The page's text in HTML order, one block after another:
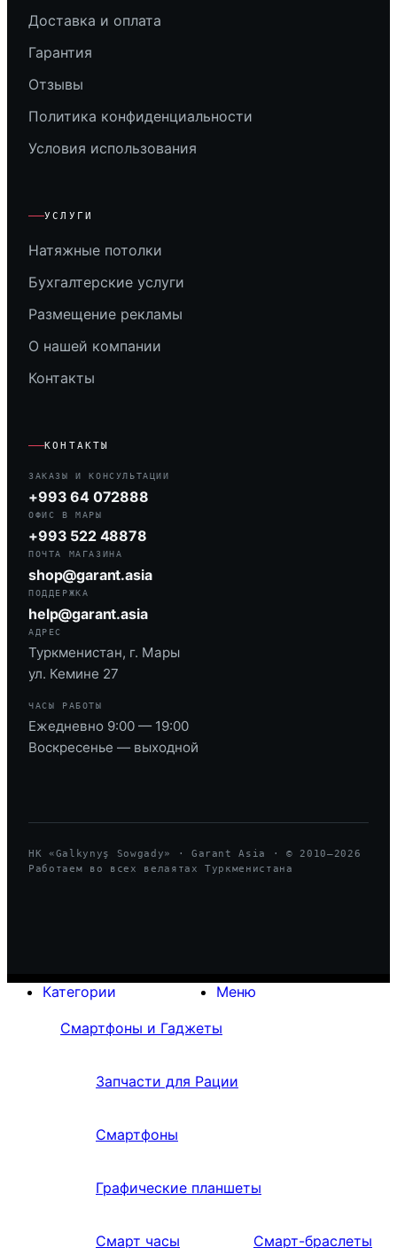
Доставка и оплата
Гарантия
Отзывы
Политика конфиденциальности
Условия использования
УСЛУГИ
Натяжные потолки
Бухгалтерские услуги
Размещение рекламы
О нашей компании
Контакты
КОНТАКТЫ
ЗАКАЗЫ И КОНСУЛЬТАЦИИ
+993 64 072888
ОФИС В МАРЫ
+993 522 48878
ПОЧТА МАГАЗИНА
shop@garant.asia
ПОДДЕРЖКА
help@garant.asia
АДРЕС
Туркменистан, г. Мары
ул. Кемине 27
ЧАСЫ РАБОТЫ
Ежедневно 9:00 — 19:00
Воскресенье — выходной
HK «Galkynyş Sowgady» · Garant Asia · © 2010—2026
Работаем во всех велаятах Туркменистана
Меню
Категории
Смартфоны и Гаджеты
Запчасти для Рации
Смартфоны
Графические планшеты
Смарт часы Смарт-браслеты